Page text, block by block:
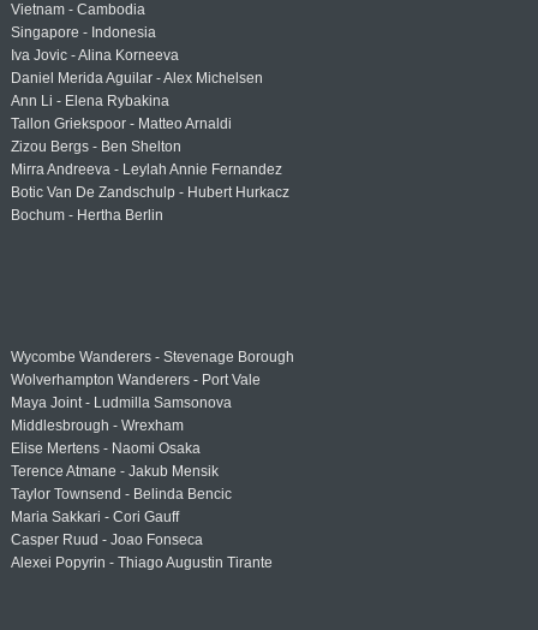
Vietnam - Cambodia
Singapore - Indonesia
Iva Jovic - Alina Korneeva
Daniel Merida Aguilar - Alex Michelsen
Ann Li - Elena Rybakina
Tallon Griekspoor - Matteo Arnaldi
Zizou Bergs - Ben Shelton
Mirra Andreeva - Leylah Annie Fernandez
Botic Van De Zandschulp - Hubert Hurkacz
Bochum - Hertha Berlin
Wycombe Wanderers - Stevenage Borough
Wolverhampton Wanderers - Port Vale
Maya Joint - Ludmilla Samsonova
Middlesbrough - Wrexham
Elise Mertens - Naomi Osaka
Terence Atmane - Jakub Mensik
Taylor Townsend - Belinda Bencic
Maria Sakkari - Cori Gauff
Casper Ruud - Joao Fonseca
Alexei Popyrin - Thiago Augustin Tirante